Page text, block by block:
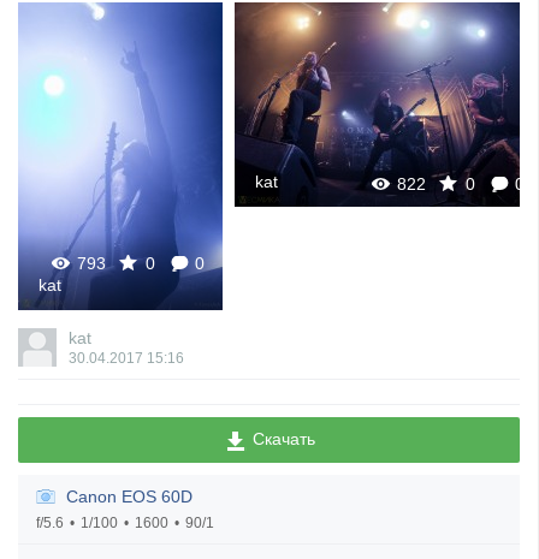
793 0
0
kat
822 0 0
kat
kat
30.04.2017 15:16
Скачать
Canon EOS 60D
f/5.6 1/100 1600 90/1